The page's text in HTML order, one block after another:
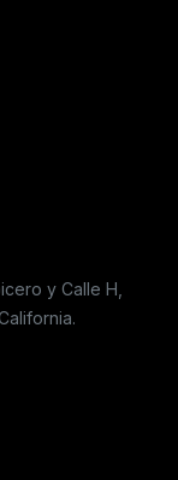
y Calle H,